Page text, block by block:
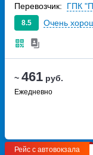
~ 461 руб.
Ежедневно
8.5 Очень
Перевозчик: ГПК
Рейс с автовокзала